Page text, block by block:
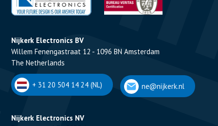
Nijkerk Electronics BV
Willem Fenengastraat 12 - 1096 BN Amsterdam
The Netherlands
+ 31 20 504 14 24 (NL) ne@nijkerk.nl
Nijkerk Electronics NV